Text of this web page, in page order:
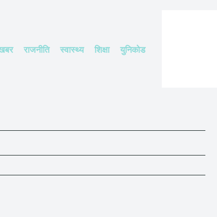
राजनीति स्वास्थ्य शिक्षा युनिकोड